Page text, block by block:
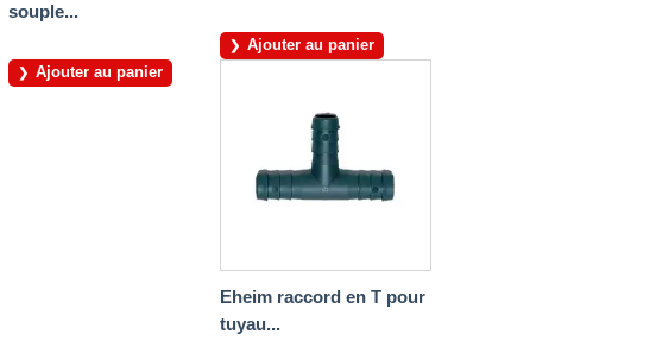
souple...
Ajouter au panier
Ajouter au panier
Eheim raccord en T pour
tuyau...